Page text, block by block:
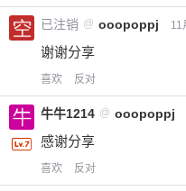
已注销 @ ooopoppj 11
谢谢分享
喜欢 反对
牛牛1214 @ ooopoppj
感谢分享
喜欢 反对